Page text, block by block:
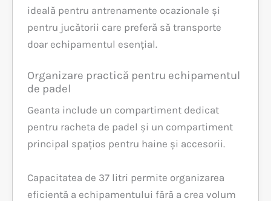
ideală pentru antrenamente ocazionale și
pentru jucătorii care preferă să transporte
doar echipamentul esențial.
Organizare practică pentru echipamentul
de padel
Geanta include un compartiment dedicat
pentru racheta de padel și un compartiment
principal spațios pentru haine și accesorii.
Capacitatea de 37 litri permite organizarea
eficientă a echipamentului fără a crea volum